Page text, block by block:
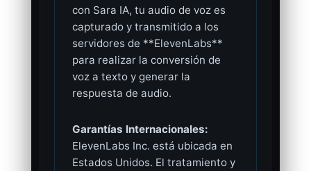
con Sara IA, tu audio de voz es
capturado y transmitido a los
servidores de **ElevenLabs**
para realizar la conversión de
voz a texto y generar la
respuesta de audio.
Garantías Internacionales:
ElevenLabs Inc. está ubicada en
Estados Unidos. El tratamiento y